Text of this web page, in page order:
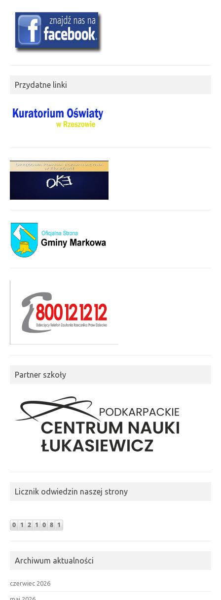
Przydatne linki
Partner szkoły
Licznik odwiedzin naszej strony
Archiwum aktualności
czerwiec 2026